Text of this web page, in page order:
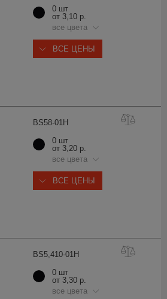
0 шт
от 3,10 р.
все цвета
ВСЕ ЦЕНЫ
BS58-01H
0 шт
от 3,20 р.
все цвета
ВСЕ ЦЕНЫ
BS5,410-01H
0 шт
от 3,30 р.
все цвета